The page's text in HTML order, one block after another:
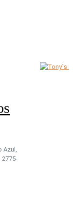
Azul,
2775-